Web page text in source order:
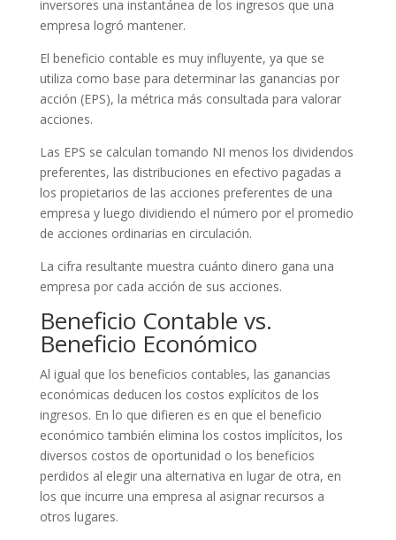
inversores una instantánea de los ingresos que una
empresa logró mantener.
El beneficio contable es muy influyente, ya que se
utiliza como base para determinar las ganancias por
acción (EPS), la métrica más consultada para valorar
acciones.
Las EPS se calculan tomando NI menos los dividendos
preferentes, las distribuciones en efectivo pagadas a
los propietarios de las acciones preferentes de una
empresa y luego dividiendo el número por el promedio
de acciones ordinarias en circulación.
La cifra resultante muestra cuánto dinero gana una
empresa por cada acción de sus acciones.
Beneficio Contable vs.
Beneficio Económico
Al igual que los beneficios contables, las ganancias
económicas deducen los costos explícitos de los
ingresos. En lo que difieren es en que el beneficio
económico también elimina los costos implícitos, los
diversos costos de oportunidad o los beneficios
perdidos al elegir una alternativa en lugar de otra, en
los que incurre una empresa al asignar recursos a
otros lugares.